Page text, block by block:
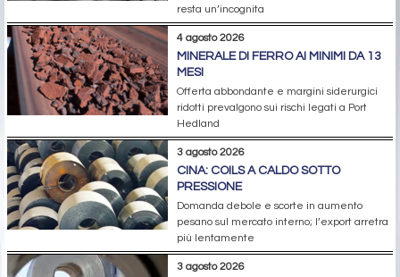
resta un’incognita
4 agosto 2026
MINERALE DI FERRO AI MINIMI DA 13
MESI
Offerta abbondante e margini siderurgici
ridotti prevalgono sui rischi legati a Port
Hedland
3 agosto 2026
CINA: COILS A CALDO SOTTO
PRESSIONE
Domanda debole e scorte in aumento
pesano sul mercato interno; l’export arretra
più lentamente
3 agosto 2026